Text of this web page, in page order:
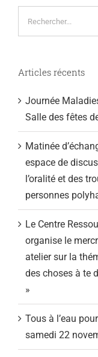
Articles récents
Journée
Salle des fêtes
Matinée
espace de
l’oralité et des
personnes
Le Centre
organise le
atelier sur la
des choses à te
»
Tous à l’eau
samedi 22